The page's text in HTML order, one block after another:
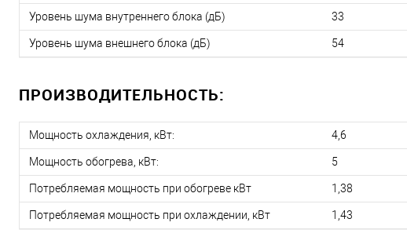
Уровень шума внутреннего блока (дБ) 33
Уровень шума внешнего блока (дБ) 54
ПРОИЗВОДИТЕЛЬНОСТЬ:
Мощность охлаждения, кВт: 4,6
Мощность обогрева, кВт: 5
Потребляемая мощность при обогреве кВт 1,38
Потребляемая мощность при охлаждении, кВт 1,43